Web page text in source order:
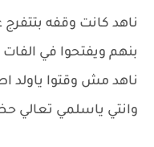
ناهد كانت وقفه
بنهم ويفتحوا في الفات
ناهد مش وقتوا ياولد
وانتي ياسلمي تعالي